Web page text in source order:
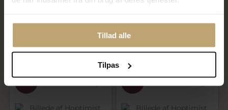
Tillad alle
Tilpas
Hoptimist Bimble - Oak -
239,96 kr
På lager
Hoptimist Bumble - Oak -
299,95 kr
239,96 kr
På lager